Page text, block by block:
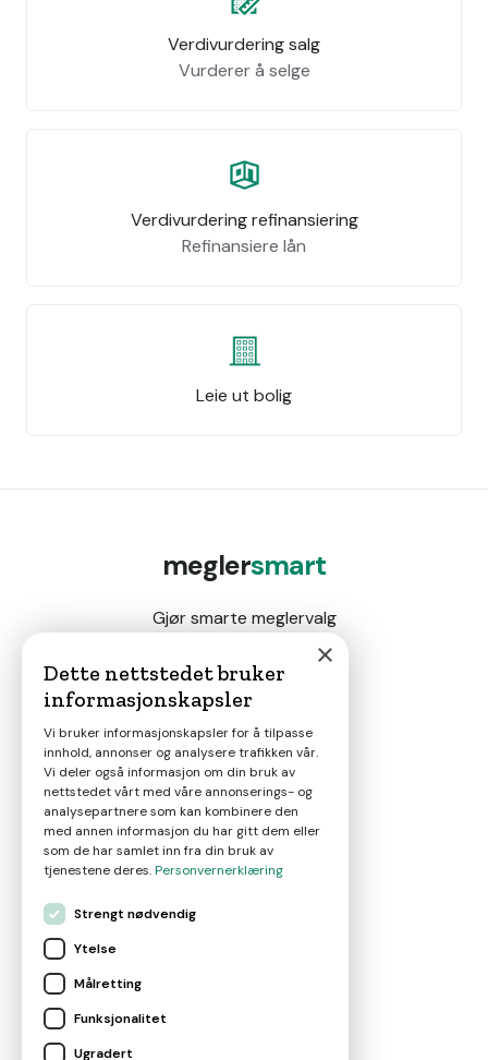
Verdivurdering salg
Vurderer å selge
Verdivurdering refinansiering
Refinansiere lån
Leie ut bolig
meglersmart
Gjør smarte meglervalg
Magasin
Nyheter
Om oss
×
Dette nettstedet bruker
informasjonskapsler
Vi bruker informasjonskapsler for å tilpasse
innhold, annonser og analysere trafikken vår.
Vi deler også informasjon om din bruk av
nettstedet vårt med våre annonserings- og
analysepartnere som kan kombinere den
med annen informasjon du har gitt dem eller
som de har samlet inn fra din bruk av
tjenestene deres.Personvernerklæring
Strengt nødvendig
Ytelse
Målretting
Funksjonalitet
Ugradert